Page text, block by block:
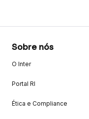
Sobre nós
O Inter
Portal RI
Ética e Compliance